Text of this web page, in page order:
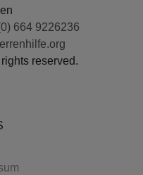
664 9226236
reserved.